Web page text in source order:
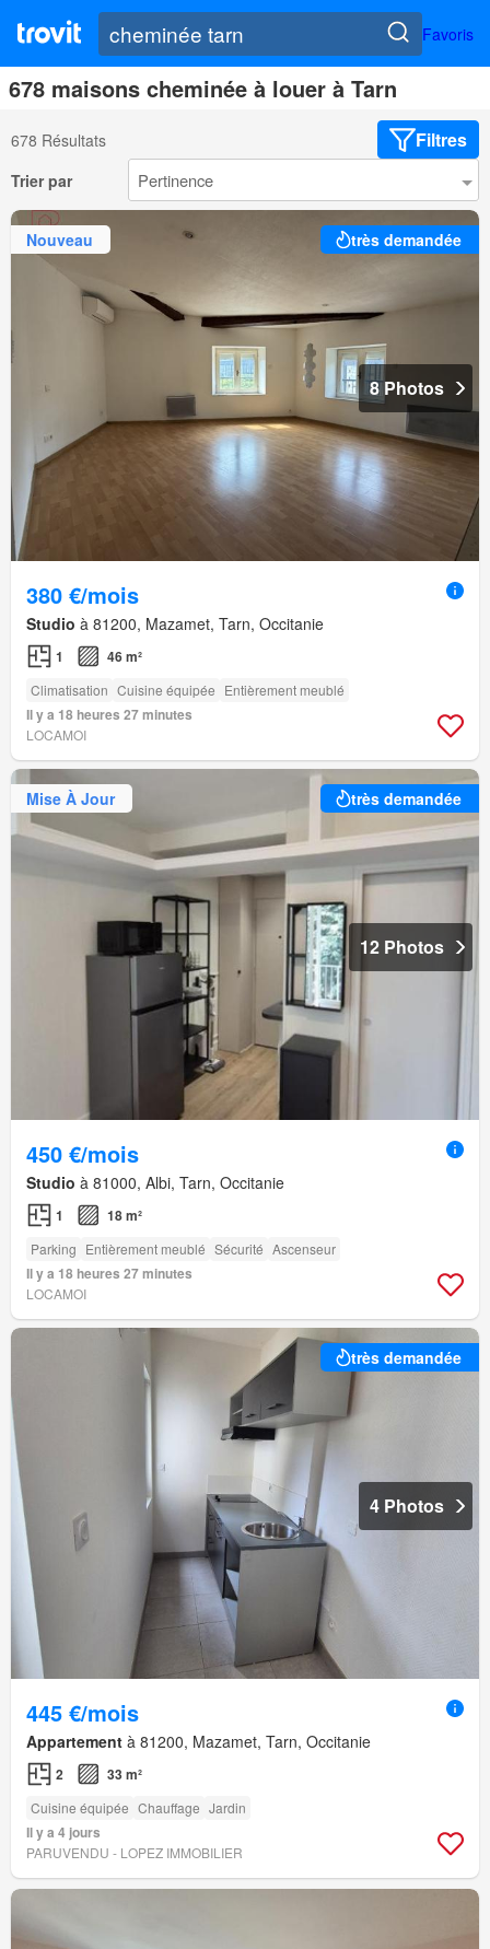
Favoris
678 maisons cheminée à louer à Tarn
678 Résultats Filtres
Trier par
Nouveau très demandée
8 Photos
380 €/mois
Studio à 81200, Mazamet, Tarn, Occitanie
1 46 m²
Climatisation Cuisine équipée Entièrement meublé
Il y a 18 heures 27 minutes
LOCAMOI
Mise À Jour très demandée
12 Photos
450 €/mois
Studio à 81000, Albi, Tarn, Occitanie
1 18 m²
Parking Entièrement meublé Sécurité Ascenseur
Il y a 18 heures 27 minutes
LOCAMOI
très demandée
4 Photos
445 €/mois
Appartement à 81200, Mazamet, Tarn, Occitanie
2 33 m²
Cuisine équipée Chauffage Jardin
Il y a 4 jours
PARUVENDU - LOPEZ IMMOBILIER